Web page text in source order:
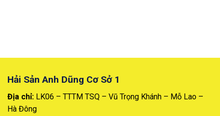
Hải Sản Anh Dũng Cơ Sở 1
Địa chỉ: LK06 – TTTM TSQ – Vũ Trọng Khánh – Mỗ Lao –
Hà Đông